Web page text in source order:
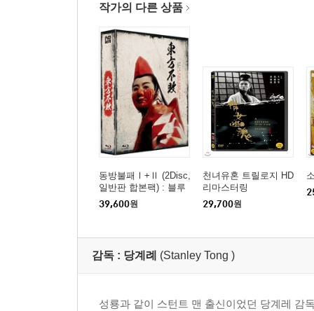
Theatrical Trailer (2분 51초)
[설정]
동방불패2: 풍운재기 (東方不敗風雲再起 The East
[영화 시작]
[장면 선택]
[부가영상]
Theatrical Trailer (3분 45초)
Trailer(HD) (1분 31초)
[설정]
작가의 다른 상품
동방불패Ⅰ+Ⅱ (2Disc,
일반판 합본팩) : 블루
레이
39,600원
천녀유혼 트릴로지 HD
리마스터링
29,700원
감독 : 당계례 (Stanley Tong )
성룡과 같이 스턴트 맨 출신이었던 당계레 감